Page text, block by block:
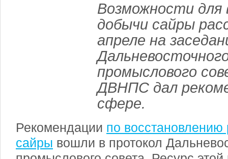
Возможности для
добычи сайры
апреле на
промыслового
ДВНПС дал
сфере.
Рекомендации по восстановлению
сайры вошли в протокол